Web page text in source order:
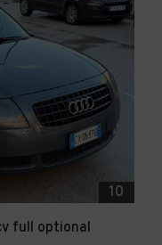
10
full optional